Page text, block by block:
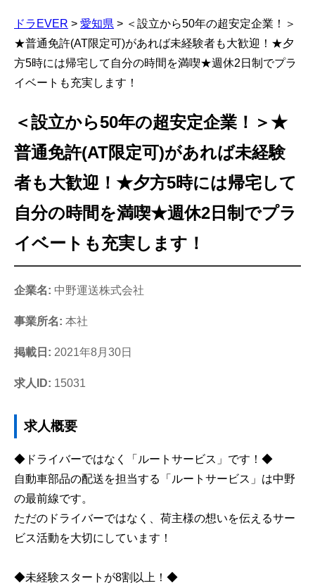
ドラEVER > 愛知県 > ＜設立から50年の超安定企業！＞
★普通免許(AT限定可)があれば未経験者も大歓迎！★夕
方5時には帰宅して自分の時間を満喫★週休2日制でプラ
イベートも充実します！
＜設立から50年の超安定企業！＞★
普通免許(AT限定可)があれば未経験
者も大歓迎！★夕方5時には帰宅して
自分の時間を満喫★週休2日制でプラ
イベートも充実します！
企業名: 中野運送株式会社
事業所名: 本社
掲載日: 2021年8月30日
求人ID: 15031
求人概要
◆ドライバーではなく「ルートサービス」です！◆
自動車部品の配送を担当する「ルートサービス」は中野
の最前線です。
ただのドライバーではなく、荷主様の想いを伝えるサー
ビス活動を大切にしています！
◆未経験スタートが8割以上！◆